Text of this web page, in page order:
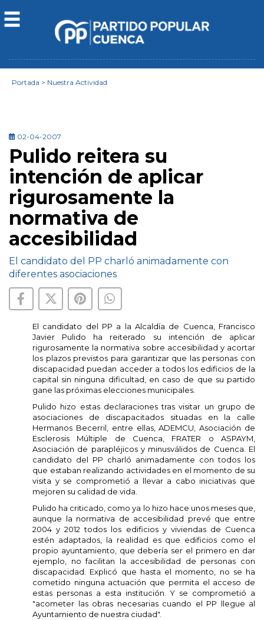
Portada > Nuestra Actividad
02-04-2007
Pulido reitera su
intención de aplicar
rigurosamente la
normativa de
accesibilidad
El candidato del PP charló animadamente con
diferentes asociaciones
El candidato del PP a la Alcaldía de Cuenca, Francisco
Javier Pulido ha reiterado su intención de aplicar
rigurosamente la normativa sobre accesibilidad y acortar
los plazos previstos para garantizar que las personas con
discapacidad puedan acceder a todos los edificios de la
capital sin ninguna dificultad, en caso de que su partido
gane las próximas elecciones municipales.
Pulido hizo estas declaraciones tras visitar un grupo de
asociaciones de discapacitados situadas en la calle
Hermanos Becerril, entre ellas, ADEMCU, Asociación de
Esclerosis Múltiple de Cuenca, FRATER o ASPAYM,
Asociación de parapléjicos y minusválidos de Cuenca. El
candidato del PP charló animadamente con todos los
que estaban realizando actividades en el momento de su
visita y se comprometió a llevar a cabo iniciativas que
mejoren su calidad de vida.
Pulido ha criticado, como ya lo hizo hace unos meses que,
aunque la normativa de accesibilidad prevé que entre
2004 y 2012 todos los edificios y viviendas de Cuenca
estén adaptados, la realidad es que edificios como el
propio ayuntamiento, que debería ser el primero en dar
ejemplo, no facilitan la accesibilidad de personas con
discapacidad. Explicó que hasta el momento, no se ha
cometido ninguna actuación que permita el acceso de
estas personas a esta institución. Y se comprometió a
"acometer las obras necesarias cuando el PP llegue al
Ayuntamiento de nuestra ciudad".